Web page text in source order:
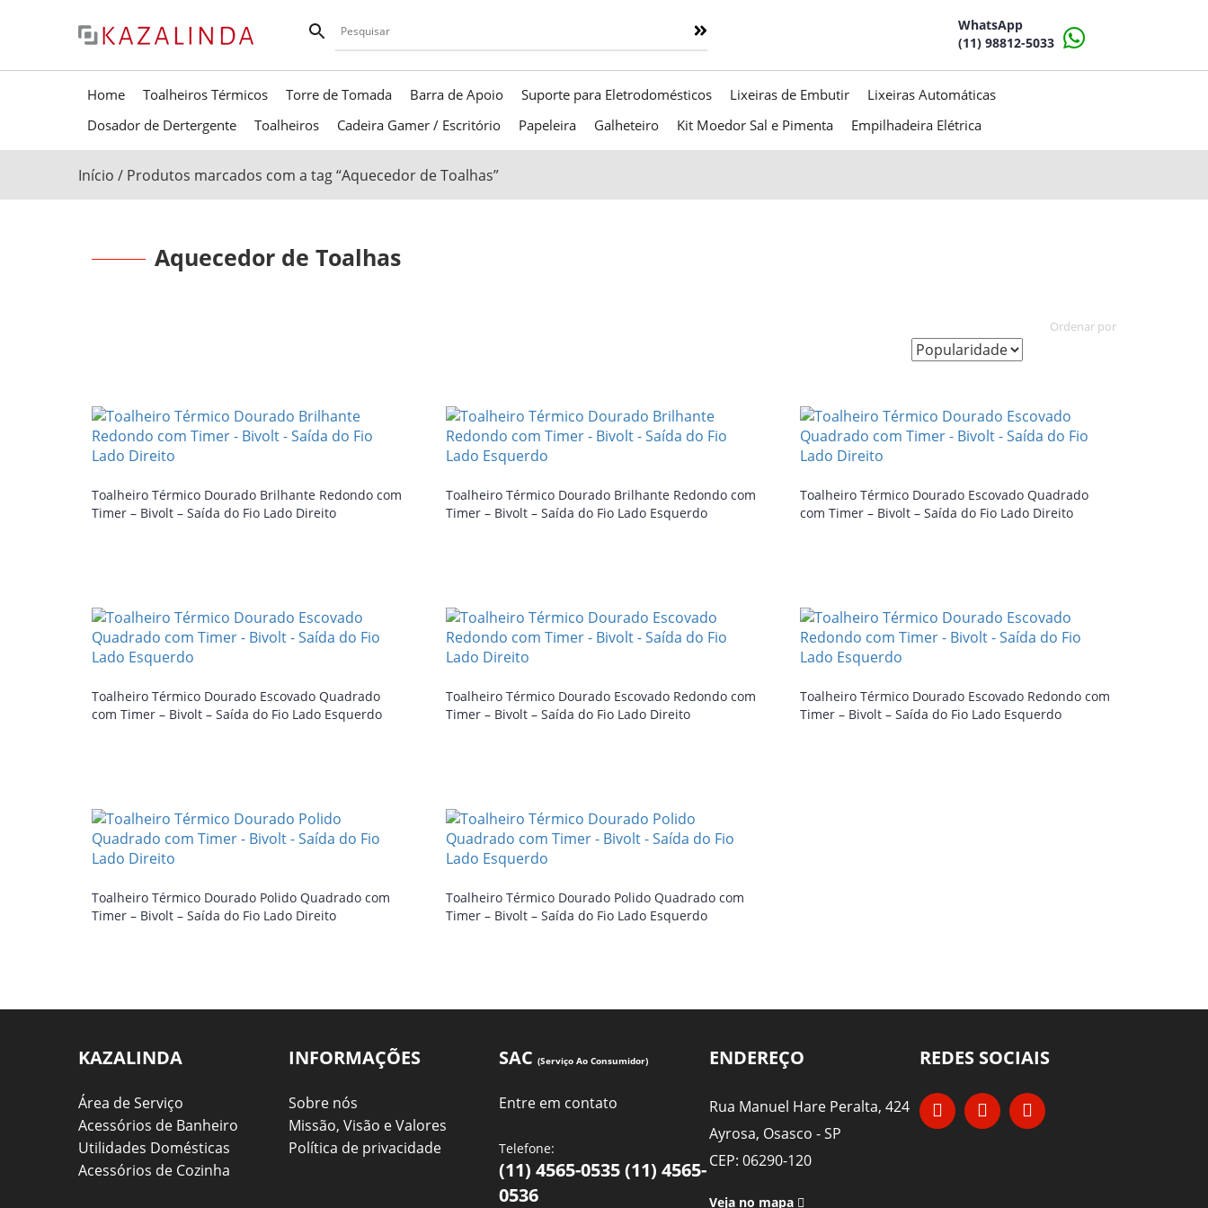
WhatsApp
(11) 98812-5033
Home Toalheiros Térmicos Torre de Tomada Barra de Apoio Suporte para Eletrodomésticos Lixeiras de Embutir
Lixeiras Automáticas
Dosador de Dertergente
Toalheiros Cadeira Gamer / Escritório Papeleira Galheteiro Kit Moedor Sal e Pimenta Empilhadeira Elétrica
Início / Produtos marcados com a tag “Aquecedor de Toalhas”
Aquecedor de Toalhas
Toalheiro Térmico Dourado Brilhante Redondo com
Timer – Bivolt – Saída do Fio Lado Direito
Toalheiro Térmico Dourado Brilhante Redondo com
Timer – Bivolt – Saída do Fio Lado Esquerdo
Toalheiro Térmico Dourado Escovado Quadrado
com Timer – Bivolt – Saída do Fio Lado Direito
Toalheiro Térmico Dourado Escovado Quadrado
com Timer – Bivolt – Saída do Fio Lado Esquerdo
Toalheiro Térmico Dourado Escovado Redondo com
Timer – Bivolt – Saída do Fio Lado Direito
Toalheiro Térmico Dourado Escovado Redondo com
Timer – Bivolt – Saída do Fio Lado Esquerdo
Toalheiro Térmico Dourado Polido Quadrado com
Timer – Bivolt – Saída do Fio Lado Direito
Toalheiro Térmico Dourado Polido Quadrado com
Timer – Bivolt – Saída do Fio Lado Esquerdo
KAZALINDA
Área de Serviço
Acessórios de Banheiro
Utilidades Domésticas
Acessórios de Cozinha
INFORMAÇÕES
Sobre nós
Missão, Visão e Valores
Política de privacidade
SAC (Serviço Ao Consumidor)
Entre em contato
Telefone:
(11) 4565-0535 (11) 4565-
0536
ENDEREÇO
Rua Manuel Hare Peralta, 424
Ayrosa, Osasco - SP
CEP: 06290-120
Veja no mapa
REDES SOCIAIS